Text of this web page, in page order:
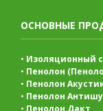
ОСНОВНЫЕ
• Изоляционный
• Пенолон
• Пенолон
• Пенолон
• Пенолон Дакт